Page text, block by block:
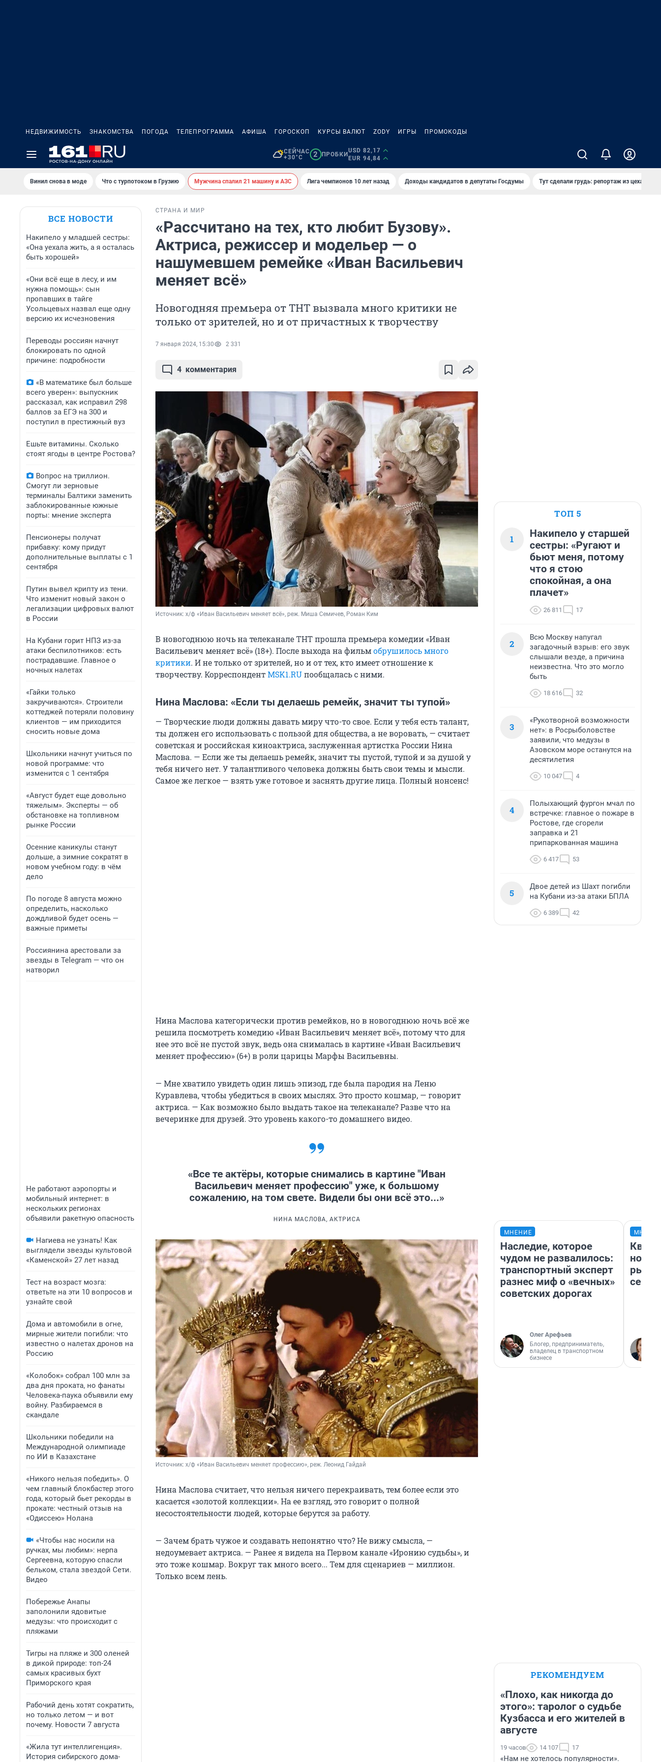
НЕДВИЖИМОСТЬ ЗНАКОМСТВА ПОГОДА ТЕЛЕПРОГРАММА АФИША ГОРОСКОП КУРСЫ ВАЛЮТ ZODY ИГРЫ ПРОМОКОДЫ
СЕЙЧАС
+30°C
2 ПРОБКИ
USD 82,17
EUR 94,84
Винил снова в моде Что с турпотоком в Грузию Мужчина спалил 21 машину и АЗС Лига чемпионов 10 лет назад Доходы кандидатов в депутаты Госдумы Тут сделали грудь: репортаж из цеха
ВСЕ НОВОСТИ
Накипело у младшей сестры:
«Она уехала жить, а я осталась
быть хорошей»
«Они всё еще в лесу, и им
нужна помощь»: сын
пропавших в тайге
Усольцевых назвал еще одну
версию их исчезновения
Переводы россиян начнут
блокировать по одной
причине: подробности
«В математике был больше
всего уверен»: выпускник
рассказал, как исправил 298
баллов за ЕГЭ на 300 и
поступил в престижный вуз
Ешьте витамины. Сколько
стоят ягоды в центре Ростова?
Вопрос на триллион.
Смогут ли зерновые
терминалы Балтики заменить
заблокированные южные
порты: мнение эксперта
Пенсионеры получат
прибавку: кому придут
дополнительные выплаты с 1
сентября
Путин вывел крипту из тени.
Что изменит новый закон о
легализации цифровых валют
в России
На Кубани горит НПЗ из-за
атаки беспилотников: есть
пострадавшие. Главное о
ночных налетах
«Гайки только
закручиваются». Строители
коттеджей потеряли половину
клиентов — им приходится
сносить новые дома
Школьники начнут учиться по
новой программе: что
изменится с 1 сентября
«Август будет еще довольно
тяжелым». Эксперты — об
обстановке на топливном
рынке России
Осенние каникулы станут
дольше, а зимние сократят в
новом учебном году: в чём
дело
По погоде 8 августа можно
определить, насколько
дождливой будет осень —
важные приметы
Россиянина арестовали за
звезды в Telegram — что он
натворил
Не работают аэропорты и
мобильный интернет: в
нескольких регионах
объявили ракетную опасность
Нагиева не узнать! Как
выглядели звезды культовой
«Каменской» 27 лет назад
Тест на возраст мозга:
ответьте на эти 10 вопросов и
узнайте свой
Дома и автомобили в огне,
мирные жители погибли: что
известно о налетах дронов на
Россию
«Колобок» собрал 100 млн за
два дня проката, но фанаты
Человека-паука объявили ему
войну. Разбираемся в
скандале
Школьники победили на
Международной олимпиаде
по ИИ в Казахстане
«Никого нельзя победить». О
чем главный блокбастер этого
года, который бьет рекорды в
прокате: честный отзыв на
«Одиссею» Нолана
«Чтобы нас носили на
ручках, мы любим»: нерпа
Сергеевна, которую спасли
бельком, стала звездой Сети.
Видео
Побережье Анапы
заполонили ядовитые
медузы: что происходит с
пляжами
Тигры на пляже и 300 оленей
в дикой природе: топ-24
самых красивых бухт
Приморского края
Рабочий день хотят сократить,
но только летом — и вот
почему. Новости 7 августа
«Жила тут интеллигенция».
История сибирского дома-
СТРАНА И МИР
«Рассчитано на тех, кто любит Бузову».
Актриса, режиссер и модельер — о
нашумевшем ремейке «Иван Васильевич
меняет всё»
Новогодняя премьера от ТНТ вызвала много критики не
только от зрителей, но и от причастных к творчеству
7 января 2024, 15:30 2 331
4 комментария
Источник: х/ф «Иван Васильевич меняет всё», реж. Миша Семичев, Роман Ким
В новогоднюю ночь на телеканале ТНТ прошла премьера комедии «Иван
Васильевич меняет всё» (18+). После выхода на фильмобрушилось много
критики. И не только от зрителей, но и от тех, кто имеет отношение к
творчеству. КорреспондентMSK1.RUпообщалась с ними.
Нина Маслова: «Если ты делаешь ремейк, значит ты тупой»
— Творческие люди должны давать миру что-то свое. Если у тебя есть талант,
ты должен его использовать с пользой для общества, а не воровать, — считает
советская и российская киноактриса, заслуженная артистка России Нина
Маслова. — Если же ты делаешь ремейк, значит ты пустой, тупой и за душой у
тебя ничего нет. У талантливого человека должны быть свои темы и мысли.
Самое же легкое — взять уже готовое и заснять другие лица. Полный нонсенс!
Нина Маслова категорически против ремейков, но в новогоднюю ночь всё же
решила посмотреть комедию «Иван Васильевич меняет всё», потому что для
нее это всё не пустой звук, ведь она снималась в картине «Иван Васильевич
меняет профессию» (6+) в роли царицы Марфы Васильевны.
— Мне хватило увидеть один лишь эпизод, где была пародия на Леню
Куравлева, чтобы убедиться в своих мыслях. Это просто кошмар, — говорит
актриса. — Как возможно было выдать такое на телеканале? Разве что на
вечеринке для друзей. Это уровень какого-то домашнего видео.
«Все те актёры, которые снимались в картине "Иван
Васильевич меняет профессию" уже, к большому
сожалению, на том свете. Видели бы они всё это...»
НИНА МАСЛОВА, АКТРИСА
Источник: х/ф «Иван Васильевич меняет профессию», реж. Леонид Гайдай
Нина Маслова считает, что нельзя ничего перекраивать, тем более если это
касается «золотой коллекции». На ее взгляд, это говорит о полной
несостоятельности людей, которые берутся за работу.
— Зачем брать чужое и создавать непонятно что? Не вижу смысла, —
недоумевает актриса. — Ранее я видела на Первом канале «Иронию судьбы», и
это тоже кошмар. Вокруг так много всего... Тем для сценариев — миллион.
Только всем лень.
ТОП 5
1
Накипело у старшей
сестры: «Ругают и
бьют меня, потому
что я стою
спокойная, а она
плачет»
26 811 17
2
Всю Москву напугал
загадочный взрыв: его звук
слышали везде, а причина
неизвестна. Что это могло
быть
18 616 32
3
«Рукотворной возможности
нет»: в Росрыболовстве
заявили, что медузы в
Азовском море останутся на
десятилетия
10 047 4
4
Полыхающий фургон мчал по
встречке: главное о пожаре в
Ростове, где сгорели
заправка и 21
припаркованная машина
6 417 53
5
Двое детей из Шахт погибли
на Кубани из-за атаки БПЛА
6 389 42
МНЕНИЕ
Наследие, которое
чудом не развалилось:
транспортный эксперт
разнес миф о «вечных»
советских дорогах
Олег Арефьев
Блогер, предприниматель,
владелец в транспортном
бизнесе
но
РЕКОМЕНДУЕМ
«Плохо, как никогда до
этого»: таролог о судьбе
Кузбасса и его жителей в
августе
19 часов 14 107 17
«Нам не хотелось популярности».